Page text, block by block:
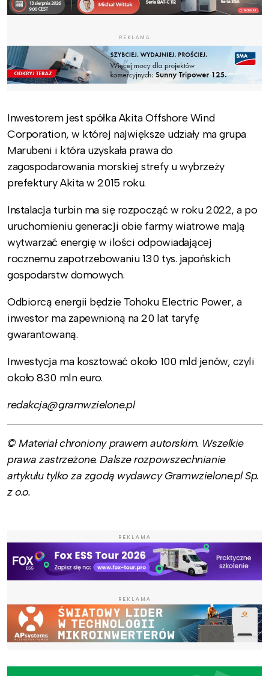
REKLAMA
Inwestorem jest spółka Akita Offshore Wind
Corporation, w której największe udziały ma grupa
Marubeni i która uzyskała prawa do
zagospodarowania morskiej strefy u wybrzeży
prefektury Akita w 2015 roku.
Instalacja turbin ma się rozpocząć w roku 2022, a po
uruchomieniu generacji obie farmy wiatrowe mają
wytwarzać energię w ilości odpowiadającej
rocznemu zapotrzebowaniu 130 tys. japońskich
gospodarstw domowych.
Odbiorcą energii będzie Tohoku Electric Power, a
inwestor ma zapewnioną na 20 lat taryfę
gwarantowaną.
Inwestycja ma kosztować około 100 mld jenów, czyli
około 830 mln euro.
redakcja@gramwzielone.pl
© Materiał chroniony prawem autorskim. Wszelkie
prawa zastrzeżone. Dalsze rozpowszechnianie
artykułu tylko za zgodą wydawcy Gramwzielone.pl Sp.
z o.o.
REKLAMA
REKLAMA